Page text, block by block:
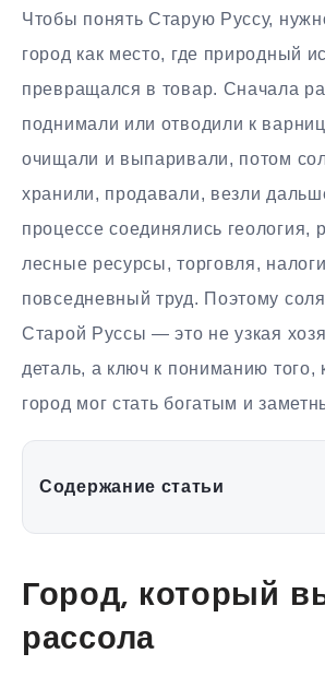
Чтобы понять Старую Руссу,
город как место, где природный
превращался в товар. Сначала
поднимали или отводили к
очищали и выпаривали, потом
хранили, продавали, везли
процессе соединялись геология,
лесные ресурсы, торговля,
повседневный труд. Поэтому
Старой Руссы — это не узкая
деталь, а ключ к пониманию того,
город мог стать богатым и
Содержание статьи
Город, который
рассола